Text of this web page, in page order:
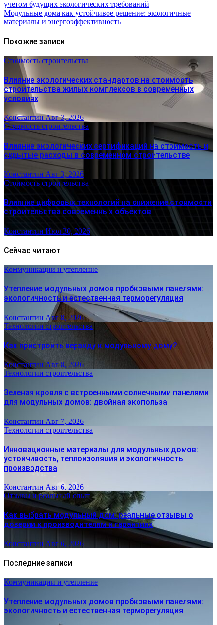
учетом будущих экологических требований
Модульные дома как устойчивое решение: экологичные
материалы и энергоэффективность
Похожие записи
Стоимость строительства
Влияние экологических стандартов на стоимость
строительства жилых комплексов в современных
условиях
КонстантинАвг 3, 2026
Стоимость строительства
Влияние экологических сертификаций на стоимость и
скрытые расходы в современном строительстве
Константин Авг 3, 2026
Стоимость строительства
Влияние цифровых технологий на снижение стоимости
строительства современных объектов
Константин Июл 30, 2026
Сейчас читают
Коммуникации и утепление
Утепление модульных домов пробковыми панелями:
экологичность и естественная терморегуляция
Константин Авг 8, 2026
Технологии строительства
Как пристроить веранду к модульному дому?
Константин Авг 8, 2026
Технологии строительства
Зеленая кровля с встроенными солнечными панелями
для модульных домов: двойная экопольза
Константин Авг 7, 2026
Технологии строительства
Инновационные материалы для модульных домов:
устойчивость, теплоизоляция и экологичность
производства
Константин Авг 6, 2026
Отзывы и реальный опыт
Как выбрать модульный дом: реальные отзывы о
доверии к производителям и гарантиях
Константин Авг 6, 2026
Последние записи
Коммуникации и утепление
Утепление модульных домов пробковыми панелями:
экологичность и естественная терморегуляция